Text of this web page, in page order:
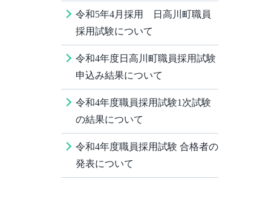
令和5年4月採用 日高川町職員
採用試験について
令和4年度日高川町職員採用試験
申込み結果について
令和4年度職員採用試験1次試験
の結果について
令和4年度職員採用試験 合格者の
発表について